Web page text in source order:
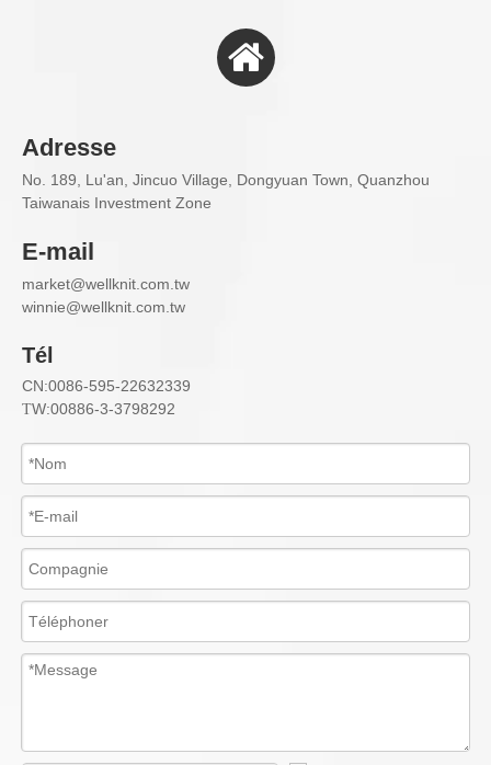
Adresse
No. 189, Lu'an, Jincuo Village, Dongyuan Town, Quanzhou
Taiwanais Investment Zone
E-mail
market@wellknit.com.tw
winnie@wellknit.com.tw
Tél
CN:0086-595-22632339
TW:00886-3-3798292